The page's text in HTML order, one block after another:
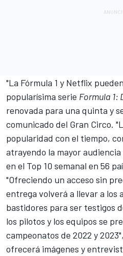
"La Fórmula 1 y Netflix
popularísima serie Formula 1:
renovada para una quinta y
comunicado del Gran Circo.
popularidad con el tiempo,
atrayendo la mayor
en el Top 10 semanal en 56
"Ofreciendo un acceso sin
entrega volverá a llevar a los
bastidores para ser testigos
los pilotos y los equipos se
campeonatos de 2022 y
ofrecerá imágenes y